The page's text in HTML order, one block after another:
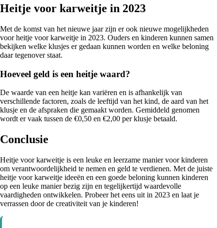
Heitje voor karweitje in 2023
Met de komst van het nieuwe jaar zijn er ook nieuwe mogelijkheden
voor heitje voor karweitje in 2023. Ouders en kinderen kunnen samen
bekijken welke klusjes er gedaan kunnen worden en welke beloning
daar tegenover staat.
Hoeveel geld is een heitje waard?
De waarde van een heitje kan variëren en is afhankelijk van
verschillende factoren, zoals de leeftijd van het kind, de aard van het
klusje en de afspraken die gemaakt worden. Gemiddeld genomen
wordt er vaak tussen de €0,50 en €2,00 per klusje betaald.
Conclusie
Heitje voor karweitje is een leuke en leerzame manier voor kinderen
om verantwoordelijkheid te nemen en geld te verdienen. Met de juiste
heitje voor karweitje ideeën en een goede beloning kunnen kinderen
op een leuke manier bezig zijn en tegelijkertijd waardevolle
vaardigheden ontwikkelen. Probeer het eens uit in 2023 en laat je
verrassen door de creativiteit van je kinderen!